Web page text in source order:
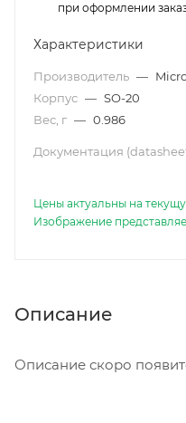
при оформлении
Характеристики
Производитель —
Корпус — SO-20
Вес, г — 0.986
Документация
Цены актуальны на
Изображение
Описание
Описание скоро